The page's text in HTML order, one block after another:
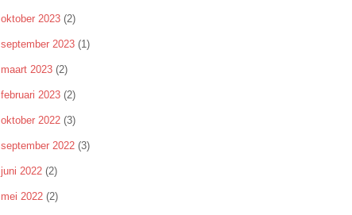
oktober 2023 (2)
september 2023 (1)
maart 2023 (2)
februari 2023 (2)
oktober 2022 (3)
september 2022 (3)
juni 2022 (2)
mei 2022 (2)